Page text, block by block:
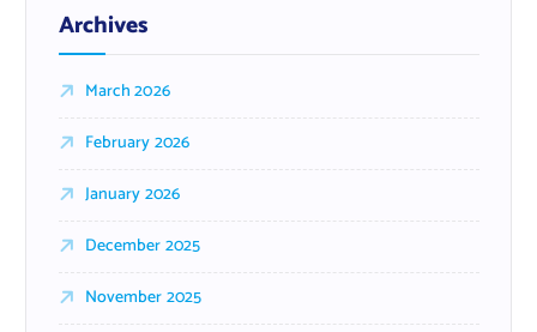
Archives
March 2026
February 2026
January 2026
December 2025
November 2025